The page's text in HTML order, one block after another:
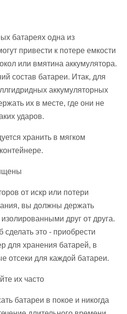
батареях одна из
привести к потере емкости
или вмятина аккумулятора.
состав батареи. Итак, для
аккумуляторных
их в месте, где они не
ударов.
хранить в мягком
от искр или потери
вы должны держать
друг от друга.
это - приобрести
для хранения батарей, в
отсеки для каждой батареи.
их часто
батареи в покое и никогда